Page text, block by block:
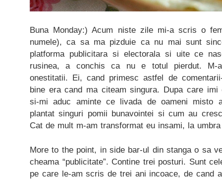
Buna Monday:) Acum niste zile mi-a scris o
numele), ca sa ma pizduie ca nu mai sunt
platforma publicitara si electorala si uite ce
rusinea, a conchis ca nu e totul pierdut. M-
onestitatii. Ei, cand primesc astfel de
bine era cand ma citeam singura. Dupa care
si-mi aduc aminte ce livada de oameni misto
plantat singuri pomii bunavointei si cum au
Cat de mult m-am transformat eu insami, la
More to the point, in side bar-ul din stanga o sa
cheama “publicitate”. Contine trei posturi. Sunt
pe care le-am scris de trei ani incoace, de cand